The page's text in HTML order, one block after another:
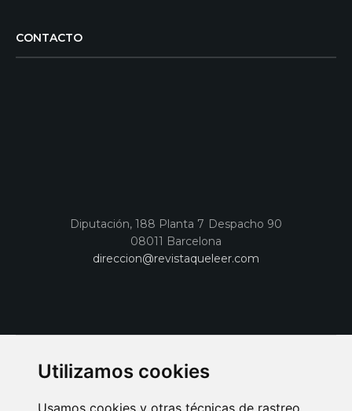
Utilizamos cookies
Usamos cookies y otras técnicas de rastreo
CONTACTO
Diputación, 188 Planta 7 Despacho 90
08011 Barcelona
direccion@revistaqueleer.com